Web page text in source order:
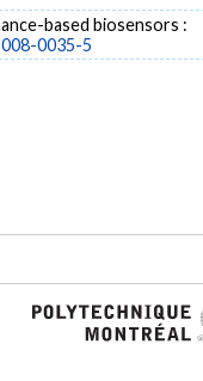
based biosensors :
0035-5